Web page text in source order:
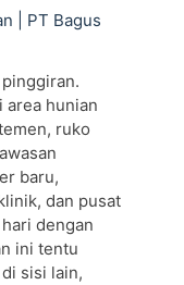
| PT Bagus
area hunian
ruko
baru,
dan pusat
dengan
ini tentu
sisi lain,